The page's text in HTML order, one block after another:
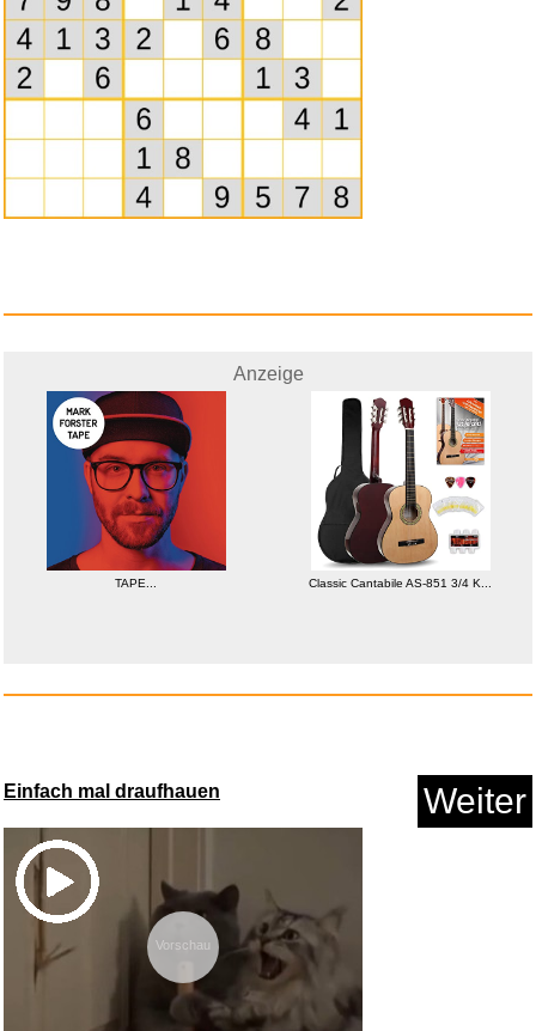
happymaker Edelstahlkette
Dame...
Anzeige
Agust D(SUGA) of BTS - [D -
Anzeige
TAPE... Classic Cantabile AS-851 3/4 K...
Einfach mal draufhauen Weiter
Vorschau